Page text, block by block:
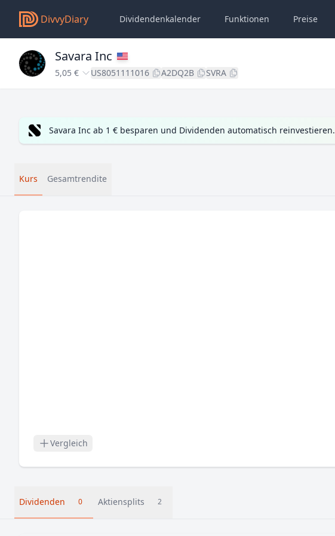
DivvyDiary Dividendenkalender Funktionen Preise
Savara Inc
5,05 € US8051111016 A2DQ2B SVRA
Savara Inc ab 1 € besparen und Dividenden automatisch reinvestieren.
Kurs Gesamtrendite
Vergleich
Dividenden 0 Aktiensplits 2